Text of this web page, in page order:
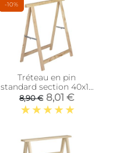
-10%
Tréteau en pin
standard section 40x17
mm (Unitaire)
8,90 € 8,01 €